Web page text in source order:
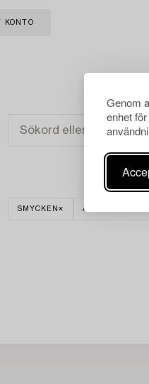
Genom
enhet
KONTO
SMYCKEN ASIATISK